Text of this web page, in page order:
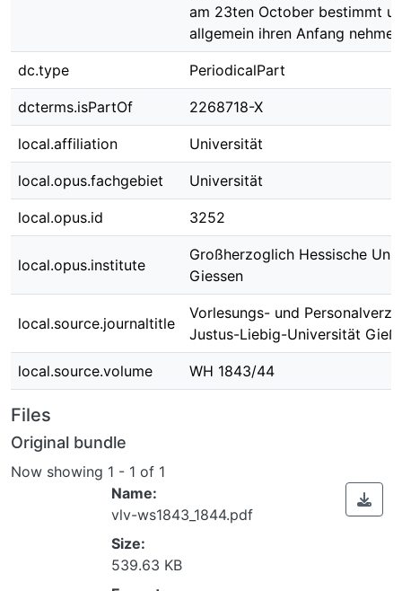
am 23ten October bestimmt
allgemein ihren Anfang
dc.type PeriodicalPart
dcterms.isPartOf 2268718-X
local.affiliation Universität
local.opus.fachgebiet Universität
local.opus.id 3252
local.opus.institute
Großherzoglich Hessische
Giessen
local.source.journaltitle
Vorlesungs- und
Justus-Liebig-Universität
local.source.volume WH 1843/44
Files
Original bundle
Now showing 1 - 1 of 1
Name:
vlv-ws1843_1844.pdf
Size:
539.63 KB